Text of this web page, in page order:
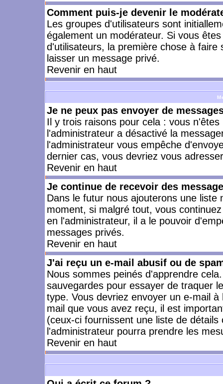
Comment puis-je devenir le
Les groupes d'utilisateurs sont
également un modérateur. Si vous
d'utilisateurs, la première chose à
laisser un message privé.
Revenir en haut
Je ne peux pas envoyer de
Il y trois raisons pour cela : vous
l'administrateur a désactivé la
l'administrateur vous empêche
dernier cas, vous devriez vous
Revenir en haut
Je continue de recevoir des
Dans le futur nous ajouterons une
moment, si malgré tout, vous
en l'administrateur, il a le pouvoir
messages privés.
Revenir en haut
J'ai reçu un e-mail abusif ou de
Nous sommes peinés d'apprendre
sauvegardes pour essayer de traquer
type. Vous devriez envoyer un e-mail
mail que vous avez reçu, il est
(ceux-ci fournissent une liste de
l'administrateur pourra prendre les
Revenir en haut